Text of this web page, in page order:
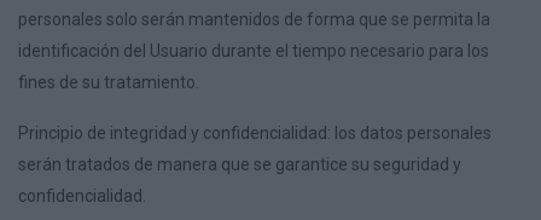
personales solo serán mantenidos de forma que se permita la
identificación del Usuario durante el tiempo necesario para los
fines de su tratamiento.
Principio de integridad y confidencialidad: los datos personales
serán tratados de manera que se garantice su seguridad y
confidencialidad.